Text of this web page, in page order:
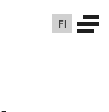
FI